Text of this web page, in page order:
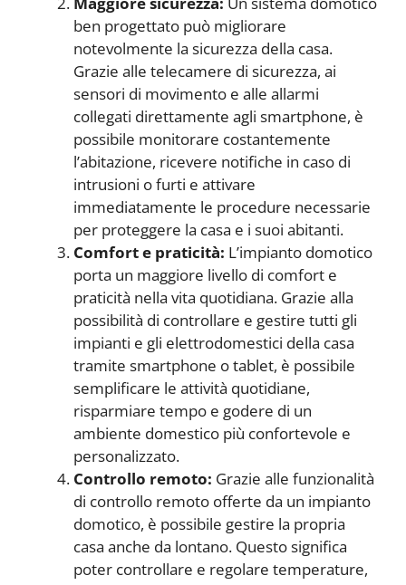
ben progettato può migliorare
notevolmente la sicurezza della casa.
Grazie alle telecamere di sicurezza, ai
sensori di movimento e alle allarmi
collegati direttamente agli smartphone, è
possibile monitorare costantemente
l’abitazione, ricevere notifiche in caso di
intrusioni o furti e attivare
immediatamente le procedure necessarie
per proteggere la casa e i suoi abitanti.
Comfort e praticità: L’impianto domotico
porta un maggiore livello di comfort e
praticità nella vita quotidiana. Grazie alla
possibilità di controllare e gestire tutti gli
impianti e gli elettrodomestici della casa
tramite smartphone o tablet, è possibile
semplificare le attività quotidiane,
risparmiare tempo e godere di un
ambiente domestico più confortevole e
personalizzato.
Controllo remoto: Grazie alle funzionalità
di controllo remoto offerte da un impianto
domotico, è possibile gestire la propria
casa anche da lontano. Questo significa
poter controllare e regolare temperature,